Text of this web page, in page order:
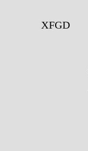
XFGD